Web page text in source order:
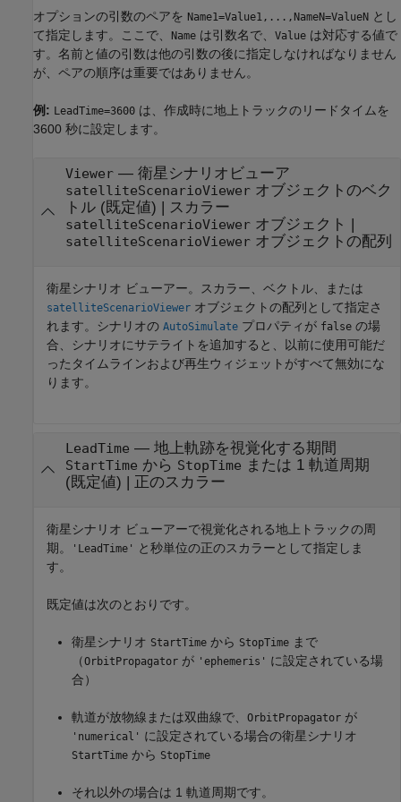
オプションの引数のペアを Name1=Value1,...,NameN=ValueN とし
て指定します。ここで、
Name は引数名で、 Value は対応する値で
す。名前と値の引数は他の引数の後に指定しなければなりません
が、ペアの順序は重要ではありません。
例: LeadTime=3600 は、作成時に地上トラックのリードタイムを
3600 秒に設定します。
Viewer— 衛星シナリオビューア
satelliteScenarioViewerオブジェクトのベク
トル(既定値) | スカラー
satelliteScenarioViewerオブジェクト |
satelliteScenarioViewerオブジェクトの配列
衛星シナリオ ビューアー。スカラー、ベクトル、または
satelliteScenarioViewer オブジェクトの配列として指定さ
れます。シナリオの AutoSimulate プロパティが false の場
合、シナリオにサテライトを追加すると、以前に使用可能だ
ったタイムラインおよび再生ウィジェットがすべて無効にな
ります。
LeadTime — 地上軌跡を視覚化する期間
StartTime から StopTime
または 1 軌道周期
(既定値) | 正のスカラー
衛星シナリオ ビューアーで視覚化される地上トラックの周
期。
'LeadTime'
と秒単位の正のスカラーとして指定しま
す。
既定値は次のとおりです。
衛星シナリオ StartTime から StopTime まで
（OrbitPropagator が 'ephemeris' に設定されている場
合）
軌道が放物線または双曲線で、 OrbitPropagator が
'numerical' に設定されている場合の衛星シナリオ
StartTime から StopTime
それ以外の場合は 1 軌道周期です。